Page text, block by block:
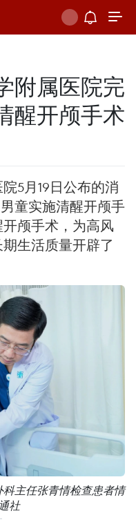
附属医院完
醒开颅手术
5月19日公布的消
童实施清醒开颅手
颅手术，为高风
生活质量开辟了
主任张青情检查患者情
社